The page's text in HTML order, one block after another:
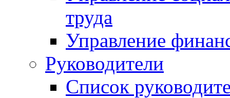
труда
Управление
Руководители
Список